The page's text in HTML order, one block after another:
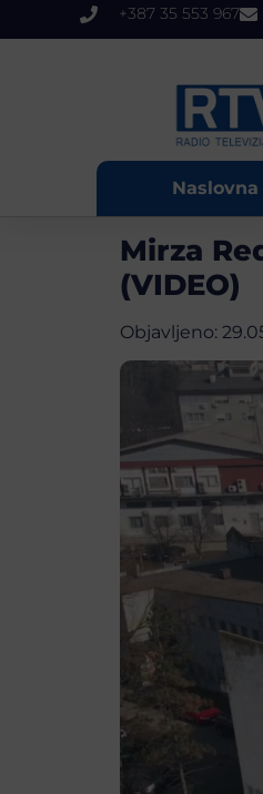
+387 35 553 967
Naslovna
Mirza
(VIDEO)
Objavljeno: